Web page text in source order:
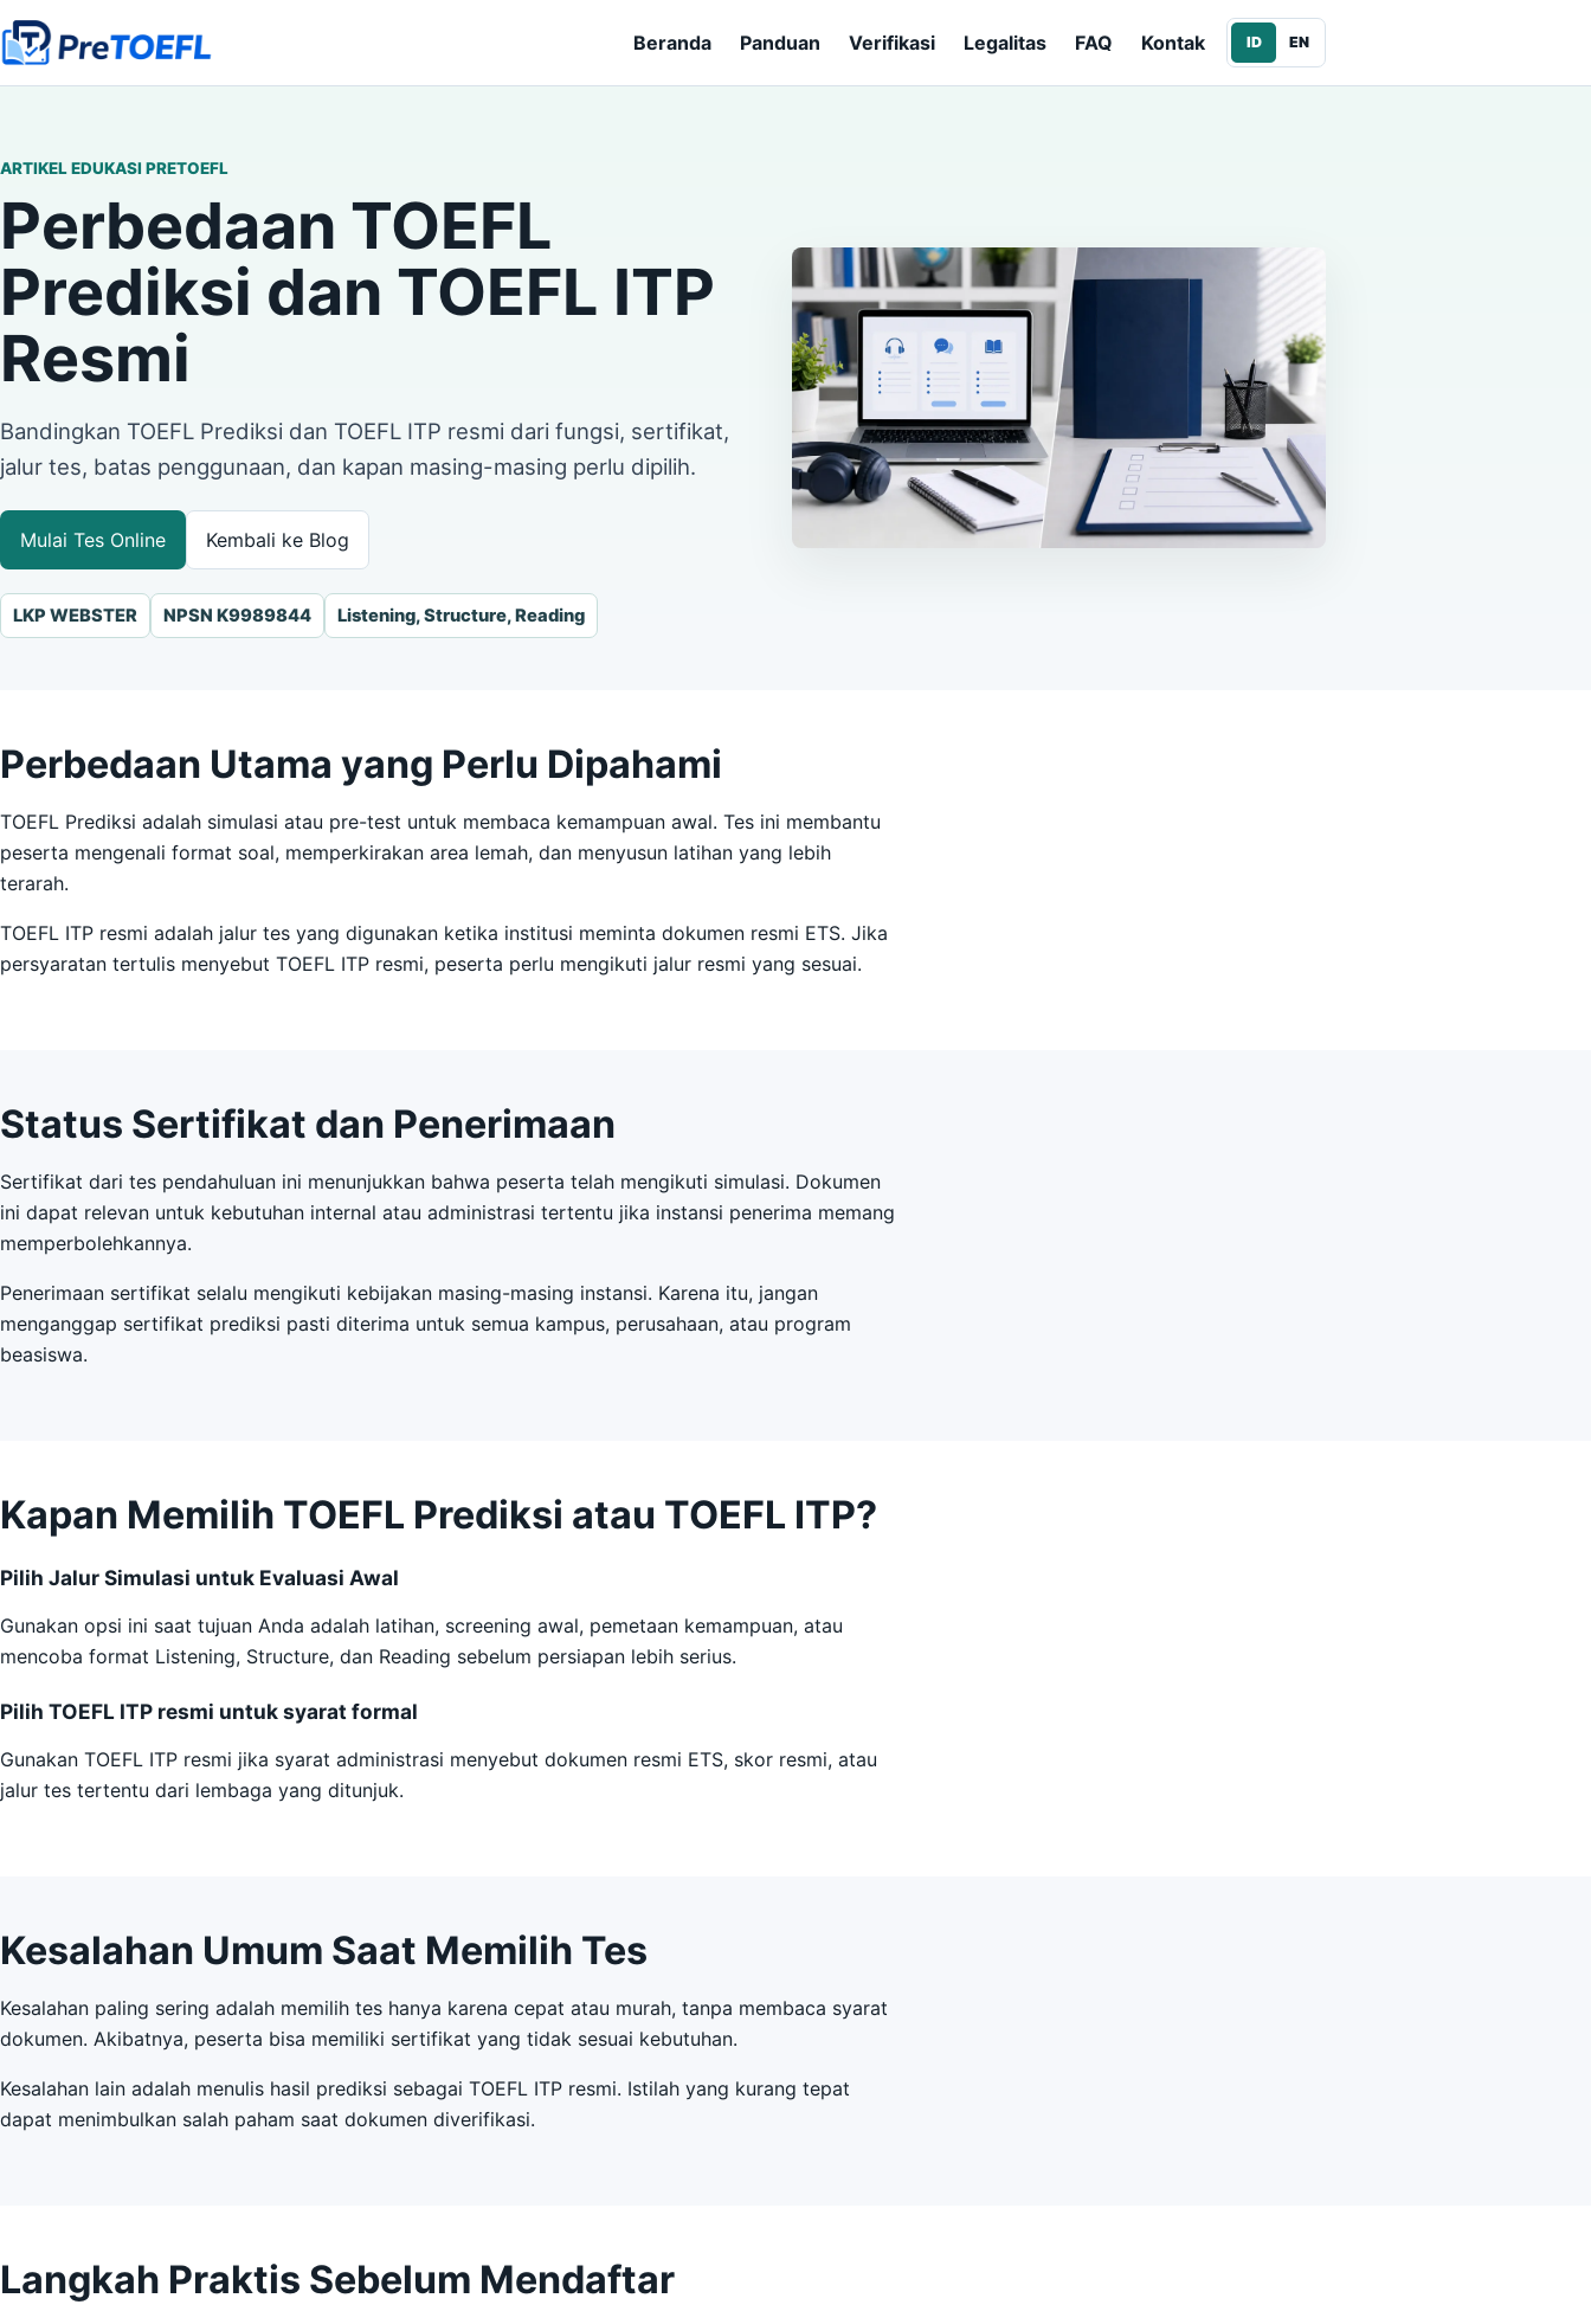
Beranda Panduan Verifikasi Legalitas FAQ Kontak ID EN
ARTIKEL EDUKASI PRETOEFL
Perbedaan TOEFL
Prediksi dan TOEFL ITP
Resmi
Bandingkan TOEFL Prediksi dan TOEFL ITP resmi dari fungsi, sertifikat,
jalur tes, batas penggunaan, dan kapan masing-masing perlu dipilih.
Mulai Tes Online Kembali ke Blog
LKP WEBSTER NPSN K9989844 Listening, Structure, Reading
Perbedaan Utama yang Perlu Dipahami
TOEFL Prediksi adalah simulasi atau pre-test untuk membaca kemampuan awal. Tes ini membantu
peserta mengenali format soal, memperkirakan area lemah, dan menyusun latihan yang lebih
terarah.
TOEFL ITP resmi adalah jalur tes yang digunakan ketika institusi meminta dokumen resmi ETS. Jika
persyaratan tertulis menyebut TOEFL ITP resmi, peserta perlu mengikuti jalur resmi yang sesuai.
Status Sertifikat dan Penerimaan
Sertifikat dari tes pendahuluan ini menunjukkan bahwa peserta telah mengikuti simulasi. Dokumen
ini dapat relevan untuk kebutuhan internal atau administrasi tertentu jika instansi penerima memang
memperbolehkannya.
Penerimaan sertifikat selalu mengikuti kebijakan masing-masing instansi. Karena itu, jangan
menganggap sertifikat prediksi pasti diterima untuk semua kampus, perusahaan, atau program
beasiswa.
Kapan Memilih TOEFL Prediksi atau TOEFL ITP?
Pilih Jalur Simulasi untuk Evaluasi Awal
Gunakan opsi ini saat tujuan Anda adalah latihan, screening awal, pemetaan kemampuan, atau
mencoba format Listening, Structure, dan Reading sebelum persiapan lebih serius.
Pilih TOEFL ITP resmi untuk syarat formal
Gunakan TOEFL ITP resmi jika syarat administrasi menyebut dokumen resmi ETS, skor resmi, atau
jalur tes tertentu dari lembaga yang ditunjuk.
Kesalahan Umum Saat Memilih Tes
Kesalahan paling sering adalah memilih tes hanya karena cepat atau murah, tanpa membaca syarat
dokumen. Akibatnya, peserta bisa memiliki sertifikat yang tidak sesuai kebutuhan.
Kesalahan lain adalah menulis hasil prediksi sebagai TOEFL ITP resmi. Istilah yang kurang tepat
dapat menimbulkan salah paham saat dokumen diverifikasi.
Langkah Praktis Sebelum Mendaftar